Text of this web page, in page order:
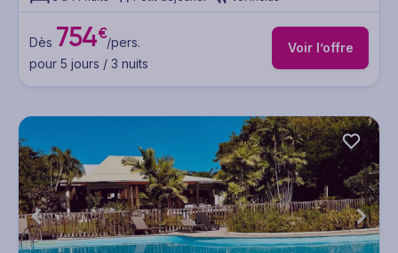
Dès 754€/pers.
pour 5 jours / 3 nuits
Voir l’offre